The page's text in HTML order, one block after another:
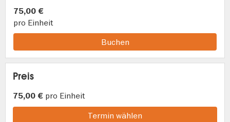
75,00 €
pro Einheit
Buchen
Preis
75,00 € pro Einheit
Termin wählen